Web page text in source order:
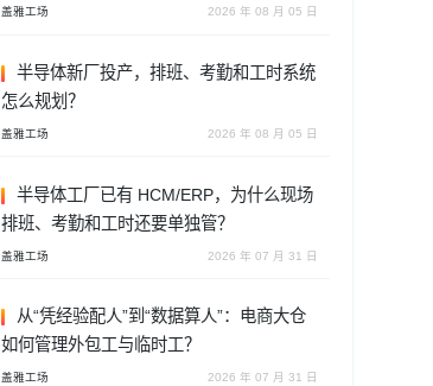
盖雅工场 2026 年 08 月 05 日
半导体新厂投产，排班、考勤和工时系统
怎么规划？
盖雅工场 2026 年 08 月 05 日
半导体工厂已有 HCM/ERP，为什么现场
排班、考勤和工时还要单独管？
盖雅工场 2026 年 07 月 31 日
从“凭经验配人”到“数据算人”：电商大仓
如何管理外包工与临时工？
盖雅工场 2026 年 07 月 31 日